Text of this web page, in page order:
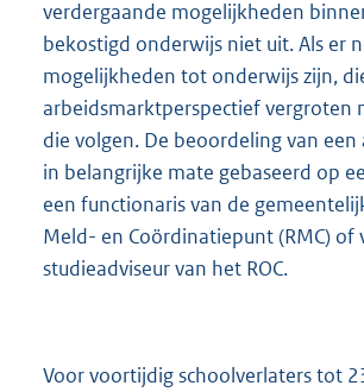
verdergaande mogelijkheden
bekostigd onderwijs niet uit. Als er
mogelijkheden tot onderwijs zijn,
arbeidsmarktperspectief vergroten
die volgen. De beoordeling van
in belangrijke mate gebaseerd op
een functionaris van de
Meld- en Coördinatiepunt (RMC) of
studieadviseur van het ROC.
Voor voortijdig schoolverlaters tot